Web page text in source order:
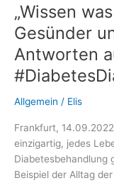
AID:
„Wissen
Gesünder
Antworten
Allgemein / Elis
Frankfurt,
einzigartig, jedes
Diabetesbehandlung
Beispiel der Alltag